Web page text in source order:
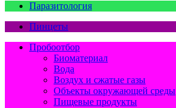
Паразитология
Пинцеты
Пробоотбор
Биоматериал
Вода
Воздух и сжатые газы
Объекты окружающей среды
Пищевые продукты